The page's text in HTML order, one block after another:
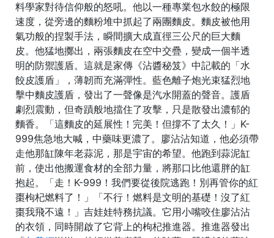
料學家對待信仰般的怒吼。他以一種專業包水餃的極限
速度，從旁邊的麵粉堆中抓起了兩團麵皮。麵皮被他用
氣功般的捏製手法，瞬間擴大成直徑三公尺的巨大麵
皮。他猛地擲出，兩張麵皮在空中交疊，變成一個半透
明的防禦護盾。這就是家傳《沾醬秘笈》中記載的「水
餃皮護盾」，薄韌而充滿彈性。藍色離子炮光束猛烈地
擊中麵皮護盾，發出了一聲像是汽水開蓋的聲音。護盾
劇烈震動，但奇蹟般地擋住了攻擊，只是散發出濃郁的
麵香。「這麵皮的延展性！完美！但撐不了太久！」K-
999焦急地大喊，中藥味更濃了。廖沾沾知道，他必須帶
走他那缸陳年老蒜泥，那是宇宙的希望。他跑到蒜泥缸
前，使出他搬運食材的全部力量，將那口比他還胖的缸
抱起。「走！K-999！我們要從後院逃跑！別再管你的紅
棗枸杞燃料了！」「不行！燃料是文明的基礎！沒了紅
棗我飛不遠！」吉娃娃特務抗議。它用小嘴咬住廖沾沾
的衣領，同時開啟了它背上的枸杞推進器。推進器發出